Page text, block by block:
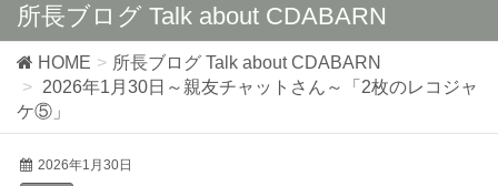
所長ブログ Talk about CDABARN
HOME
所長ブログ Talk about CDABARN
2026年1月30日～親友チャットさん～「2枚のレコジャ
ケ⑤」
2026年1月30日